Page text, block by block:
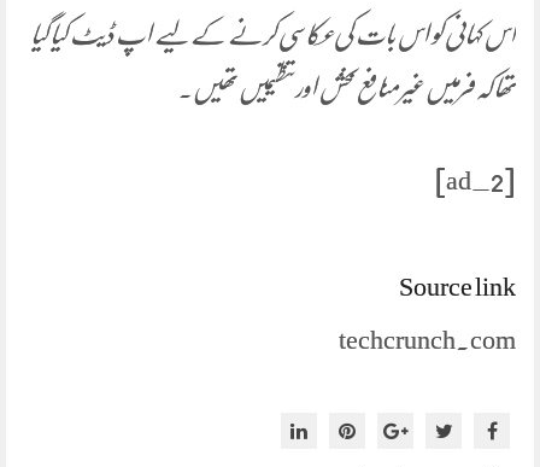
اس کہانی کو اس بات کی عکاسی کرنے کے لیے اپ ڈیٹ کیا گیا
تھا کہ فرمیں غیر منافع بخش اور تنظیمیں تھیں۔
Source link
techcrunch.com